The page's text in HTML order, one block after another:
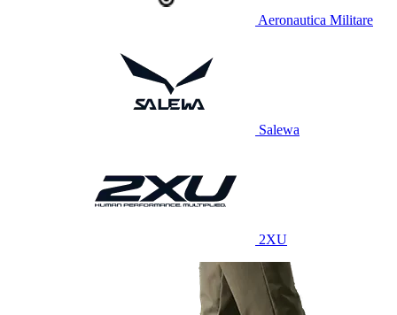
Aeronautica Militare
Salewa
2XU